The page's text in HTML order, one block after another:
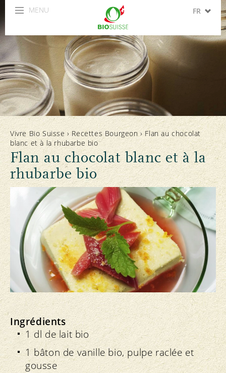
MENU FR
ES
Vivre Bio Suisse › Recettes Bourgeon› Flan au chocolat
blanc et à la rhubarbe bio
Flan au chocolat blanc et à la
rhubarbe bio
Ingrédients
1 dl de lait bio
1 bâton de vanille bio, pulpe raclée et
gousse